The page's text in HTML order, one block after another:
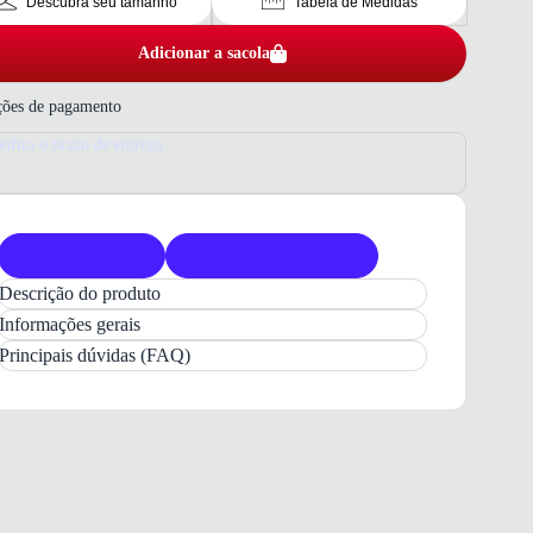
Adicionar a sacola
de pagamento
o prazo de entrega
do produto
Jaqueta Corta Vento Fila Core Run II
Masculina Pretaideal para treinos e corrida
AJaqueta Corta Vento Fila Core Run II
gerais
dúvidas (FAQ)